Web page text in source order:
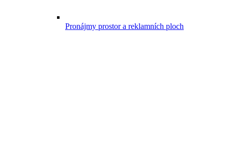
Pronájmy prostor a reklamních ploch